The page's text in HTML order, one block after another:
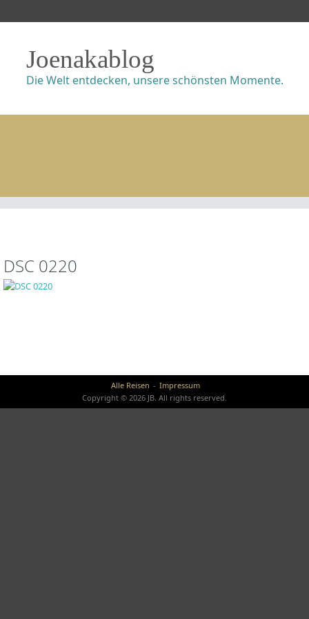
Joenakablog
Die Welt entdecken, unsere schönsten Momente.
DSC 0220
Alle Reisen
Impressum
Copyright © 2026 JB. All rights reserved.